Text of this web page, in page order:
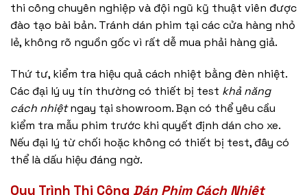
thi công chuyên nghiệp và đội ngũ kỹ thuật viên được
đào tạo bài bản. Tránh dán phim tại các cửa hàng nhỏ
lẻ, không rõ nguồn gốc vì rất dễ mua phải hàng giả.
Thứ tư, kiểm tra hiệu quả cách nhiệt bằng đèn nhiệt.
Các đại lý uy tín thường có thiết bị test khả năng
cách nhiệtngay tại showroom. Bạn có thể yêu cầu
kiểm tra mẫu phim trước khi quyết định dán cho xe.
Nếu đại lý từ chối hoặc không có thiết bị test, đây có
thể là dấu hiệu đáng ngờ.
Quy Trình Thi Công Dán Phim Cách Nhiệt